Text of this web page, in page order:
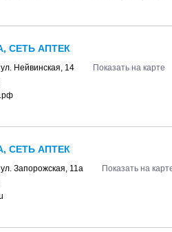
СЕТЬ АПТЕК
ул. Нейвинская, 14
Показать на карте
СЕТЬ АПТЕК
ул. Запорожская, 11а
Показать на